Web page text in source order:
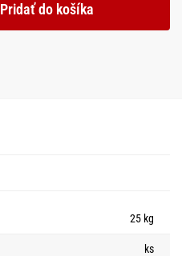
Pridať do košíka
25 kg
ks